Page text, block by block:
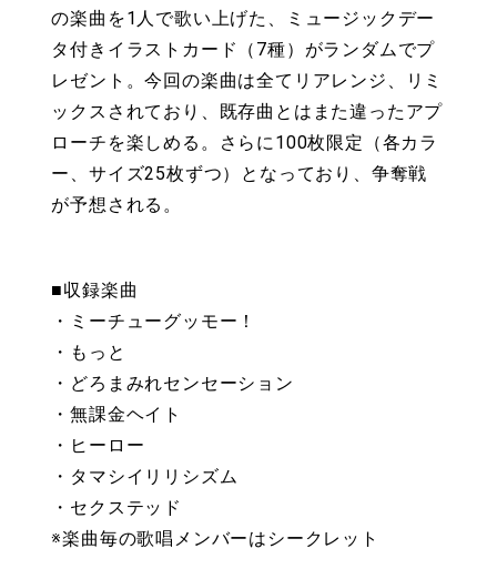
の楽曲を1人で歌い上げた、ミュージックデー
タ付きイラストカード（7種）がランダムでプ
レゼント。今回の楽曲は全てリアレンジ、リミ
ックスされており、既存曲とはまた違ったアプ
ローチを楽しめる。さらに100枚限定（各カラ
ー、サイズ25枚ずつ）となっており、争奪戦
が予想される。
■収録楽曲
・ミーチューグッモー！
・もっと
・どろまみれセンセーション
・無課金ヘイト
・ヒーロー
・タマシイリリシズム
・セクステッド
※楽曲毎の歌唱メンバーはシークレット